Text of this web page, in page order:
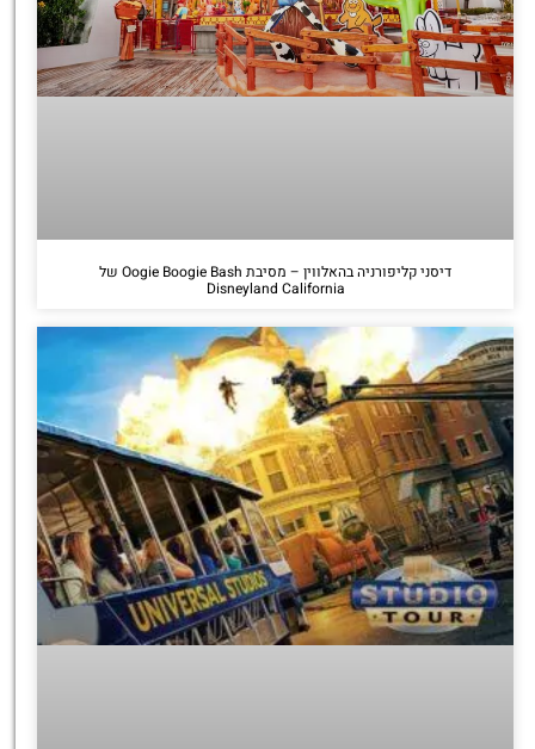
דיסני קליפורניה בהאלווין – מסיבת Oogie Boogie Bash של
Disneyland California